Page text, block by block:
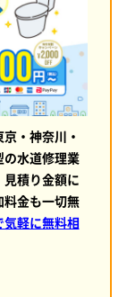
・神奈川・
水道修理業
積り金額に
金も一切無
軽に無料相